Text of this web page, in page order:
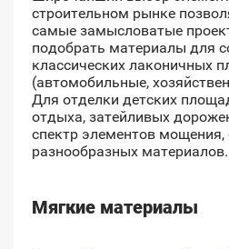
строительном рынке
самые замысловатые
подобрать материалы для
классических лаконичных
(автомобильные,
Для отделки детских
отдыха, затейливых
спектр элементов мощения,
разнообразных материалов.
Мягкие материалы